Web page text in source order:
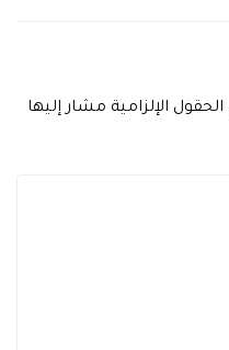
الحقول الإلزامية مشار إليها